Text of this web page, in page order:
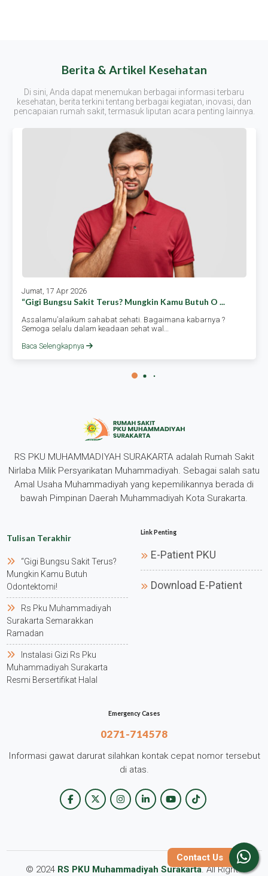
Berita & Artikel Kesehatan
Di sini, Anda dapat menemukan berbagai informasi terbaru
kesehatan, berita terkini tentang berbagai kegiatan, inovasi, dan
pencapaian rumah sakit, termasuk liputan acara penting lainnya.
Jumat, 17 Apr 2026
“gigi Bungsu Sakit Terus? Mungkin Kamu Butuh O ...
Assalamu’alaikum sahabat sehati. Bagaimana kabarnya ?
Semoga selalu dalam keadaan sehat wal…
Baca Selengkapnya
Contact Us
RS PKU MUHAMMADIYAH SURAKARTA adalah Rumah Sakit
Nirlaba Milik Persyarikatan Muhammadiyah. Sebagai salah satu
Amal Usaha Muhammadiyah yang kepemilikannya berada di
bawah Pimpinan Daerah Muhammadiyah Kota Surakarta.
Tulisan Terakhir
“gigi Bungsu Sakit Terus?
Mungkin Kamu Butuh
Odontektomi!
Rs Pku Muhammadiyah
Surakarta Semarakkan
Ramadan
Instalasi Gizi Rs Pku
Muhammadiyah Surakarta
Resmi Bersertifikat Halal
Link Penting
E-Patient PKU
Download E-Patient
Emergency Cases
0271-714578
Informasi gawat darurat silahkan kontak cepat nomor tersebut
di atas.
© 2024RS PKU Muhammadiyah Surakarta. All Rights